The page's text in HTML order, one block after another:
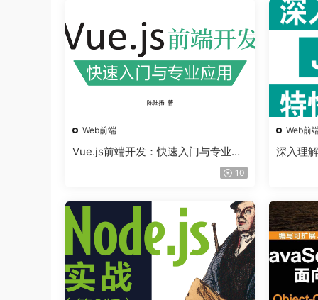
Web前端
Vue.js前端开发：快速入门与专业应
10
Web前
深入理